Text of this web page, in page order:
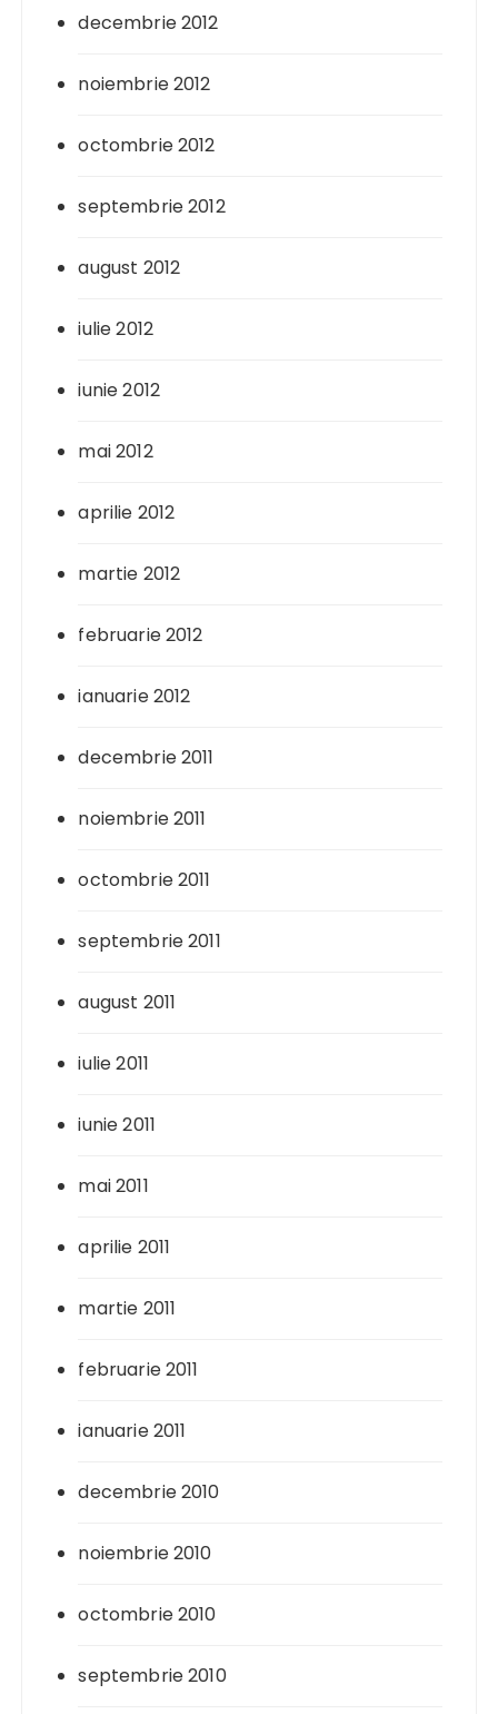
decembrie 2012
noiembrie 2012
octombrie 2012
septembrie 2012
august 2012
iulie 2012
iunie 2012
mai 2012
aprilie 2012
martie 2012
februarie 2012
ianuarie 2012
decembrie 2011
noiembrie 2011
octombrie 2011
septembrie 2011
august 2011
iulie 2011
iunie 2011
mai 2011
aprilie 2011
martie 2011
februarie 2011
ianuarie 2011
decembrie 2010
noiembrie 2010
octombrie 2010
septembrie 2010